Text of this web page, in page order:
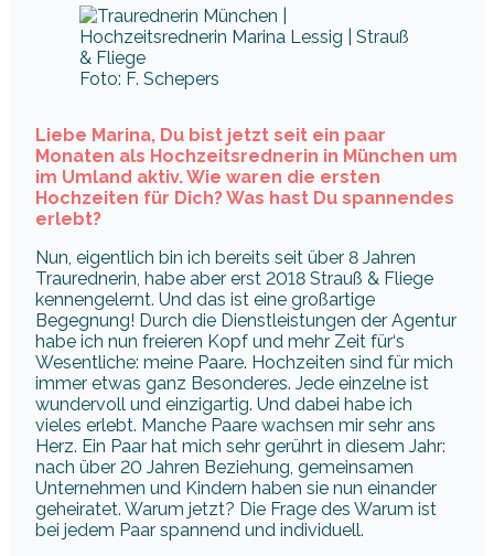
Foto: F. Schepers
Liebe Marina, Du bist jetzt seit ein paar
Monaten als Hochzeitsrednerin in München um
im Umland aktiv. Wie waren die ersten
Hochzeiten für Dich? Was hast Du spannendes
erlebt?
Nun, eigentlich bin ich bereits seit über 8 Jahren
Traurednerin, habe aber erst 2018 Strauß & Fliege
kennengelernt. Und das ist eine großartige
Begegnung! Durch die Dienstleistungen der Agentur
habe ich nun freieren Kopf und mehr Zeit für‘s
Wesentliche: meine Paare. Hochzeiten sind für mich
immer etwas ganz Besonderes. Jede einzelne ist
wundervoll und einzigartig. Und dabei habe ich
vieles erlebt. Manche Paare wachsen mir sehr ans
Herz. Ein Paar hat mich sehr gerührt in diesem Jahr:
nach über 20 Jahren Beziehung, gemeinsamen
Unternehmen und Kindern haben sie nun einander
geheiratet. Warum jetzt? Die Frage des Warum ist
bei jedem Paar spannend und individuell.